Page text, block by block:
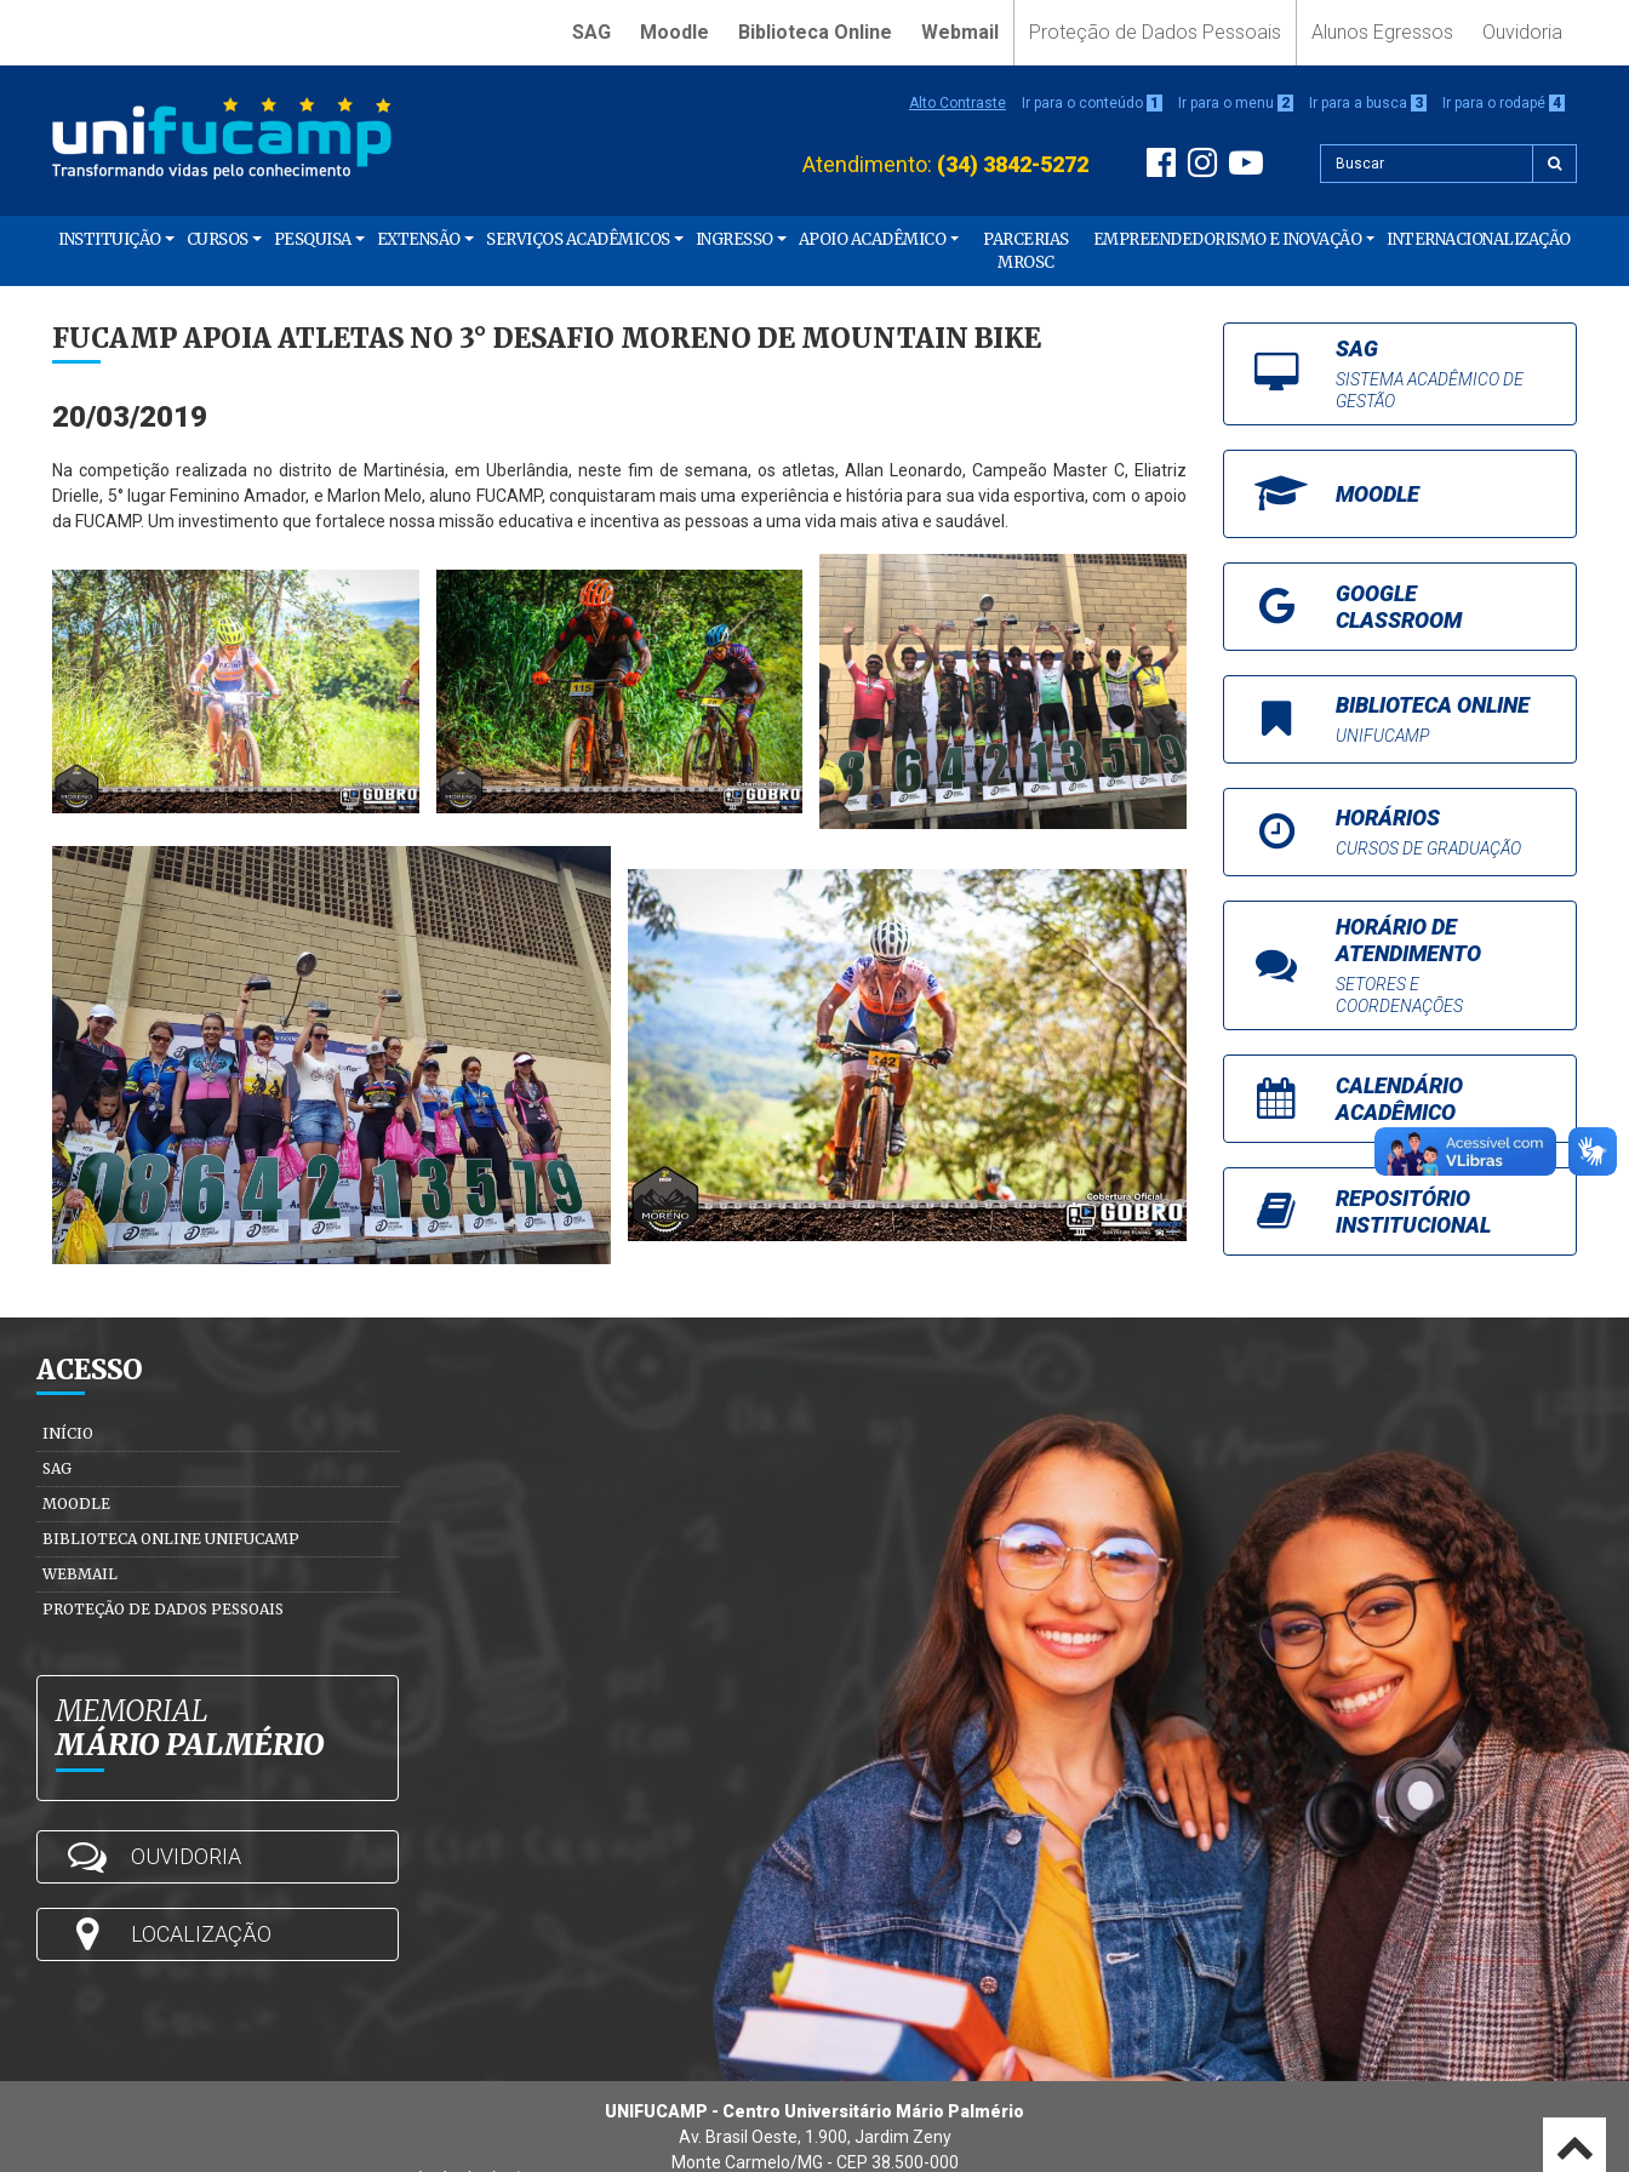
SAG Moodle Biblioteca Online Webmail Proteção de Dados Pessoais Alunos Egressos Ouvidoria
Alto Contraste Ir para o conteúdo 1 Ir para o menu 2 Ir para a busca 3 Ir para o rodapé 4
Atendimento: (34) 3842-5272
INSTITUIÇÃO CURSOS PESQUISA EXTENSÃO SERVIÇOS ACADÊMICOS INGRESSO APOIO ACADÊMICO
PARCERIAS
MROSC
EMPREENDEDORISMO E INOVAÇÃO INTERNACIONALIZAÇÃO
FUCAMP APOIA ATLETAS NO 3° DESAFIO MORENO DE MOUNTAIN BIKE
20/03/2019
Na competição realizada no distrito de Martinésia, em Uberlândia, neste fim de semana, os atletas, Allan Leonardo, Campeão Master C, Eliatriz
Drielle, 5° lugar Feminino Amador, e Marlon Melo, aluno FUCAMP, conquistaram mais uma experiência e história para sua vida esportiva, com o apoio
da FUCAMP. Um investimento que fortalece nossa missão educativa e incentiva as pessoas a uma vida mais ativa e saudável.
SAG
SISTEMA ACADÊMICO DE
GESTÃO
MOODLE
GOOGLE
CLASSROOM
BIBLIOTECA ONLINE
UNIFUCAMP
HORÁRIOS
CURSOS DE GRADUAÇÃO
HORÁRIO DE
ATENDIMENTO
SETORES E
COORDENAÇÕES
CALENDÁRIO
ACADÊMICO
REPOSITÓRIO
INSTITUCIONAL
ACESSO
INÍCIO
SAG
MOODLE
BIBLIOTECA ONLINE UNIFUCAMP
WEBMAIL
PROTEÇÃO DE DADOS PESSOAIS
MEMORIAL
MÁRIO PALMÉRIO
OUVIDORIA
LOCALIZAÇÃO
UNIFUCAMP - Centro Universitário Mário Palmério
Av. Brasil Oeste, 1.900, Jardim Zeny
Monte Carmelo/MG - CEP 38.500-000